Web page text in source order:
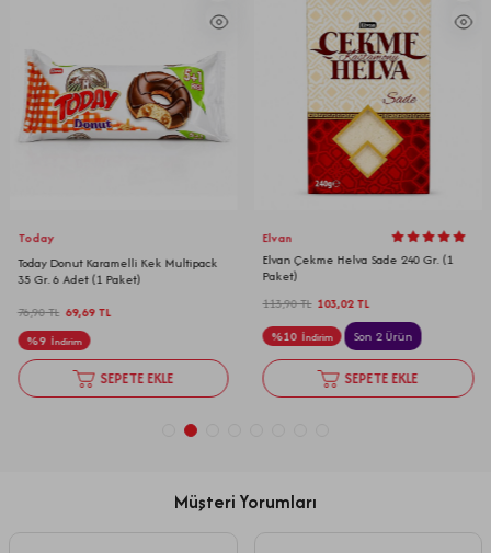
Today
Today Donut Karamelli Kek Multipack
35 Gr. 6 Adet (1 Paket)
76,90TL 69,69TL
%9 İndirim
SEPETE EKLE
Elvan
Elvan Çekme Helva Sade 240 Gr. (1
Paket)
113,90TL 103,02TL
%10 İndirim Son 2 Ürün
SEPETE EKLE
Müşteri Yorumları